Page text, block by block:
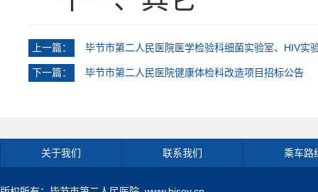
上一篇： 毕节市第二人民医院医学检验科细菌实验室、HIV实
下一篇： 毕节市第二人民医院健康体检科改造项目招标公告
关于我们 联系我们 乘车路